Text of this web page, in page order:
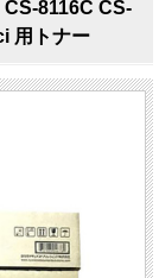
8116C CS-
用トナー